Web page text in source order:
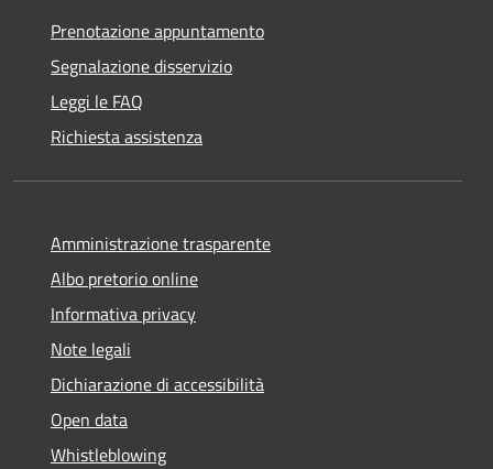
Prenotazione appuntamento
Segnalazione disservizio
Leggi le FAQ
Richiesta assistenza
Amministrazione trasparente
Albo pretorio online
Informativa privacy
Note legali
Dichiarazione di accessibilità
Open data
Whistleblowing